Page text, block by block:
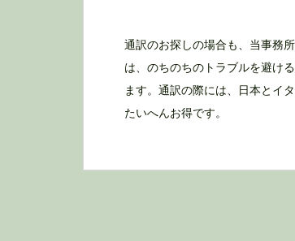
通訳のお探しの場合も、当事務
は、のちのちのトラブルを避け
ます。通訳の際には、日本とイ
たいへんお得です。